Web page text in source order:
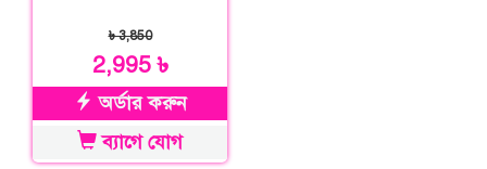
৳ 3,850
2,995 ৳
অর্ডার করুন
ব্যাগে যোগ